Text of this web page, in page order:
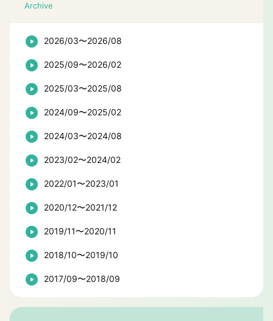
Archive
2026/03〜2026/08
2025/09〜2026/02
2025/03〜2025/08
2024/09〜2025/02
2024/03〜2024/08
2023/02〜2024/02
2022/01〜2023/01
2020/12〜2021/12
2019/11〜2020/11
2018/10〜2019/10
2017/09〜2018/09